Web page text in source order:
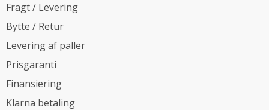
Fragt / Levering
Bytte / Retur
Levering af paller
Prisgaranti
Finansiering
Klarna betaling